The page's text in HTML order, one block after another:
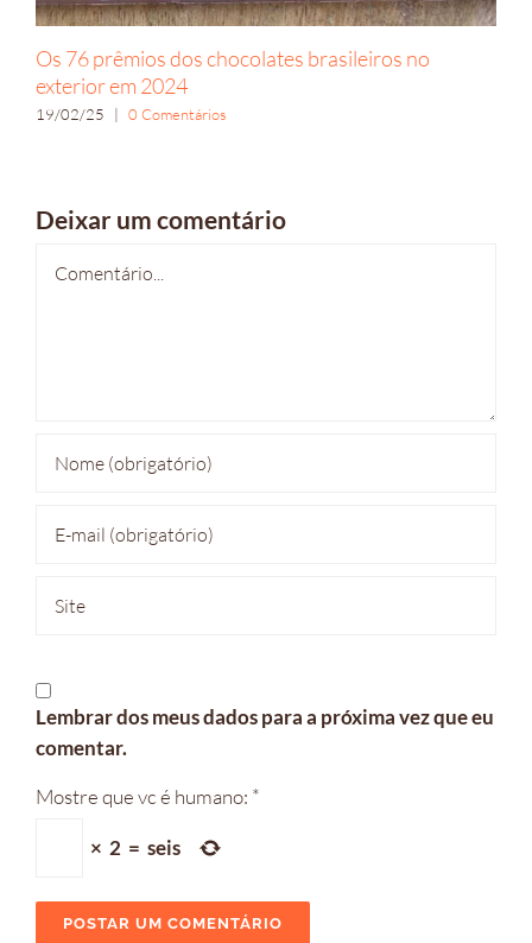
Os 76 prêmios dos chocolates brasileiros no
exterior em 2024
19/02/25 | 0 Comentários
Deixar um comentário
Lembrar dos meus dados para a próxima vez que eu
comentar.
Mostre que vc é humano: *
× 2 = seis